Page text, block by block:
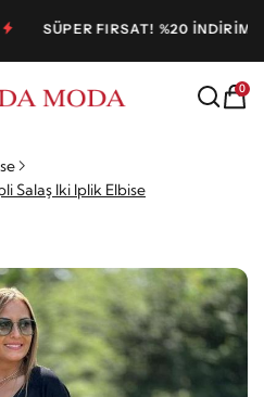
SÜPER FIRSAT! %20 İNDİRİM
0
Salaş Iki Iplik Elbise